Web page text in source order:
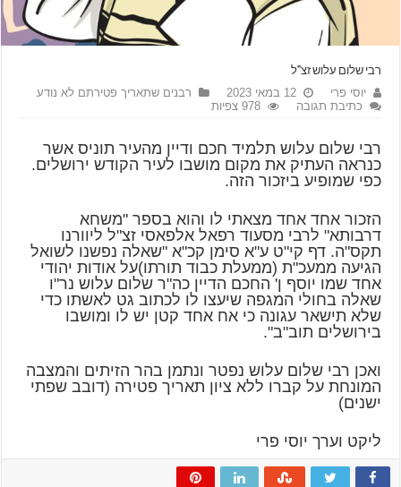
רבי שלום עלוש זצ"ל
יוסי פרי 12 במאי 2023
רבנים שתאריך פטירתם לא נודע
כתיבת תגובה
978 צפיות
רבי שלום עלוש תלמיד חכם ודיין מהעיר תוניס אשר
כנראה העתיק את מקום מושבו לעיר הקודש ירושלים.
כפי שמופיע ביזכור הזה.
הזכור אחד אחד מצאתי לו והוא בספר "משחא
דרבותא" לרבי מסעוד רפאל אלפאסי זצ"ל ליוורנו
תקס"ה. דף קי"ט ע"א סימן קכ"א "שאלה נפשנו לשואל
הגיעה ממעכ"ת (ממעלת כבוד תורתו)על אודות יהודי
אחד שמו יוסף ן' החכם הדיין כה"ר שלום עלוש נר"ו
שאלה בחולי המגפה שיעצו לו לכתוב גט לאשתו כדי
שלא תישאר עגונה כי אח אחד קטן יש לו ומושבו
בירושלים תוב"ב".
ואכן רבי שלום עלוש נפטר ונתמן בהר הזיתים והמצבה
המונחת על קברו ללא ציון תאריך פטירה (דובב שפתי
ישנים)
ליקט וערך יוסי פרי